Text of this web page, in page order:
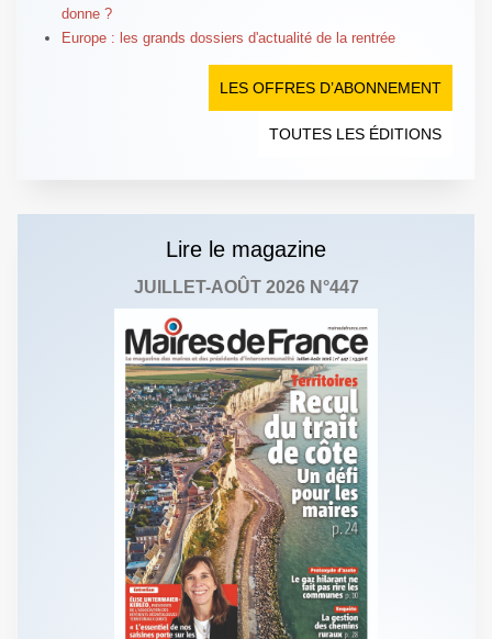
donne ?
Europe : les grands dossiers d'actualité de la rentrée
LES OFFRES D’ABONNEMENT
TOUTES LES ÉDITIONS
Lire le magazine
JUILLET-AOÛT 2026 N°447